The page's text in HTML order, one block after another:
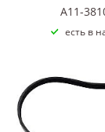
A11-
есть в